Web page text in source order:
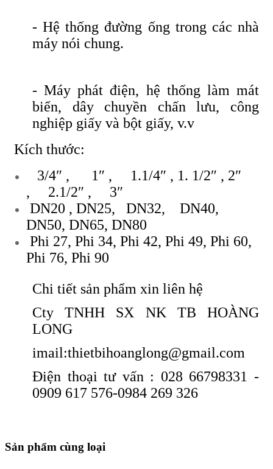
- Hệ thống đường ống trong các nhà
máy nói chung.
- Máy phát điện, hệ thống làm mát
biển, dây chuyền chấn lưu, công
nghiệp giấy và bột giấy, v.v
Kích thước:
3/4″ , 1″ , 1.1/4″ , 1. 1/2″ , 2″
, 2.1/2″ , 3″
DN20 , DN25, DN32, DN40,
DN50, DN65, DN80
Phi 27, Phi 34, Phi 42, Phi 49, Phi 60,
Phi 76, Phi 90
Chi tiết sản phẩm xin liên hệ
Cty TNHH SX NK TB HOÀNG
LONG
imail:thietbihoanglong@gmail.com
Điện thoại tư vấn : 028 66798331 -
0909 617 576-0984 269 326
Sản phẩm cùng loại